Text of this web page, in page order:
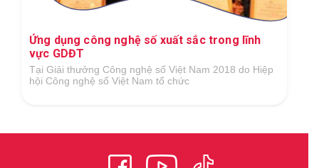
Ứng dụng công nghệ số xuất sắc trong lĩnh
vực GDĐT
Tại Giải thưởng Công nghệ số Việt Nam 2018 do Hiệp
hội Công nghệ số Việt Nam tổ chức